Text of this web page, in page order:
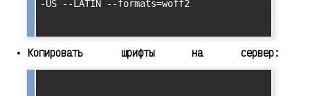
-US --LATIN --formats=woff2
Копировать шрифты на сервер: